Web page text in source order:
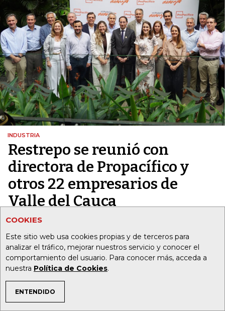
COOKIES
Este sitio web usa cookies propias y de terceros para
analizar el tráfico, mejorar nuestros servicio y conocer el
comportamiento del usuario. Para conocer más, acceda a
nuestra Política de Cookies.
ENTENDIDO
INDUSTRIA
Restrepo se reunió con
directora de Propacífico y
otros 22 empresarios de
Valle del Cauca
Como parte del balance de la reunión, el
vicepresidente electo detalló que se fortalecerá el
tren de cercanías y la conectividad, además de que se
impulsará la biodiversidad
Exdirector de Fedesarrollo califica como
"necesaria" la eliminación de impuesto al